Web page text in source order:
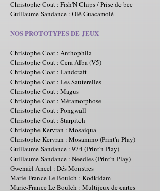
Christophe Coat : Fish'N Chips / Prise de bec
Guillaume Sandance : Olé Guacamolé
NOS PROTOTYPES DE JEUX
Christophe Coat : Anthophila
Christophe Coat : Cera Alba (V5)
Christophe Coat : Landcraft
Christophe Coat : Les Sauterelles
Christophe Coat : Magus
Christophe Coat : Métamorphose
Christophe Coat : Pongwall
Christophe Coat : Starpitch
Christophe Kervran : Mosaiqua
Christophe Kervran : Mosamino (Print'n Play)
Guillaume Sandance : 974 (Print'n Play)
Guillaume Sandance : Needles (Print'n Play)
Gwenaël Ancel : Dés Monstres
Marie-France Le Boulch : Kodkidam
Marie-France Le Boulch : Multijeux de cartes